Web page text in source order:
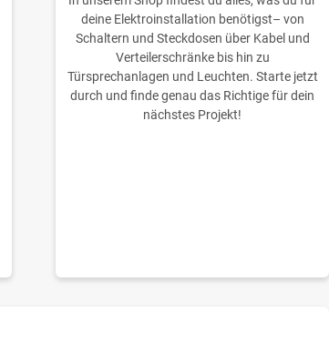
deine Elektroinstallation benötigst– von
Schaltern und Steckdosen über Kabel und
Verteilerschränke bis hin zu
Türsprechanlagen und Leuchten. Starte jetzt
durch und finde genau das Richtige für dein
nächstes Projekt!